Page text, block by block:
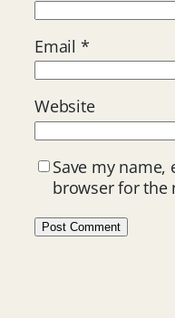
Email *
Website
Save my
browser for the